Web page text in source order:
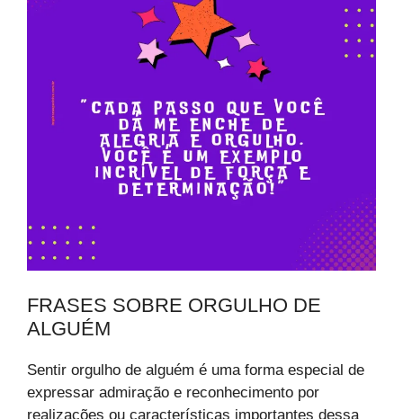
FRASES SOBRE ORGULHO DE
ALGUÉM
Sentir orgulho de alguém é uma forma especial de
expressar admiração e reconhecimento por
realizações ou características importantes dessa